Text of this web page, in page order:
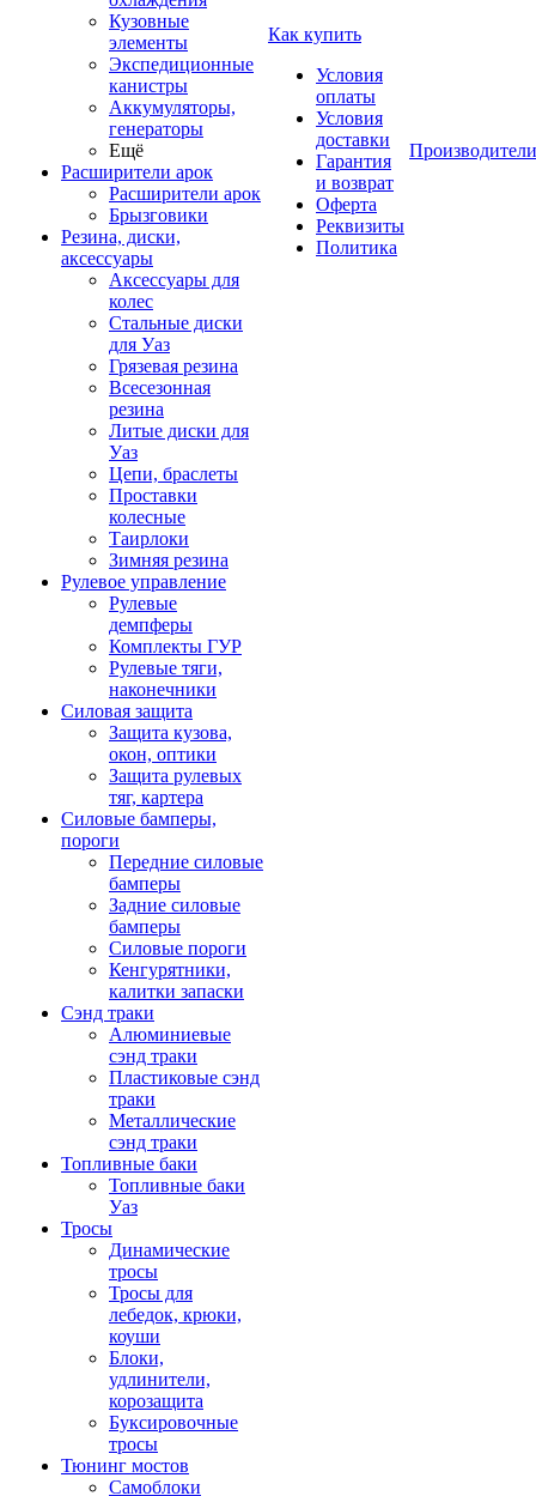
Кузовные
элементы
Экспедиционные
канистры
Аккумуляторы,
генераторы
Ещё
Расширители арок
Расширители арок
Брызговики
Резина, диски,
аксессуары
Аксессуары для
колес
Стальные диски
для Уаз
Грязевая резина
Всесезонная
резина
Литые диски для
Уаз
Цепи, браслеты
Проставки
колесные
Таирлоки
Зимняя резина
Рулевое управление
Рулевые
демпферы
Комплекты ГУР
Рулевые тяги,
наконечники
Силовая защита
Защита кузова,
окон, оптики
Защита рулевых
тяг, картера
Силовые бамперы,
пороги
Передние силовые
бамперы
Задние силовые
бамперы
Силовые пороги
Кенгурятники,
калитки запаски
Сэнд траки
Алюминиевые
сэнд траки
Пластиковые сэнд
траки
Металлические
сэнд траки
Топливные баки
Топливные баки
Уаз
Тросы
Динамические
тросы
Тросы для
лебедок, крюки,
коуши
Блоки,
удлинители,
корозащита
Буксировочные
тросы
Тюнинг мостов
Самоблоки
Как купить
Условия
оплаты
Условия
доставки
Гарантия
и возврат
Оферта
Реквизиты
Политика
Производители